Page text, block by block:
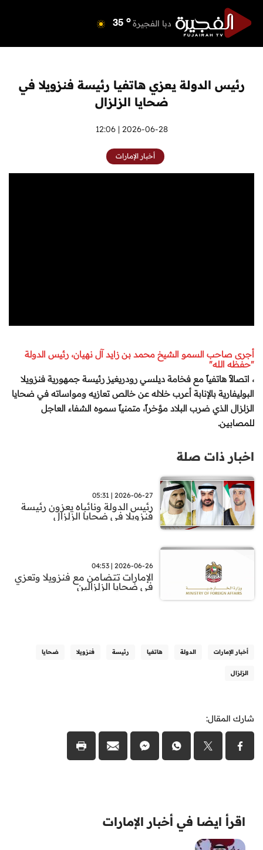
دبا الفجيرة 35 o
أم القيوين 39 o
راس الخيمة 40 o
الفجيرة 34 o
رئيس الدولة يعزي هاتفيا رئيسة فنزويلا في
ضحايا الزلزال
2026-06-28 | 12:06
أخبار الإمارات
أجرى صاحب السمو الشيخ محمد بن زايد آل نهيان، رئيس الدولة
"حفظه الله"
، اتصالاً هاتفياً مع فخامة ديلسي رودريغيز رئيسة جمهورية فنزويلا
البوليفارية بالإنابة أعرب خلاله عن خالص تعازيه ومواساته في ضحايا
الزلزال الذي ضرب البلاد مؤخراً، متمنياً سموه الشفاء العاجل
للمصابين.
اخبار ذات صلة
2026-06-27 | 05:31
رئيس الدولة ونائباه يعزون رئيسة
فنزويلا في ضحايا الزلزال
2026-06-26 | 04:53
الإمارات تتضامن مع فنزويلا وتعزي
في ضحايا الزلزالين
أخبار الإمارات الدولة هاتفيا رئيسة فنزويلا ضحايا
الزلزال
شارك المقال:
اقرأ ايضا في أخبار الإمارات